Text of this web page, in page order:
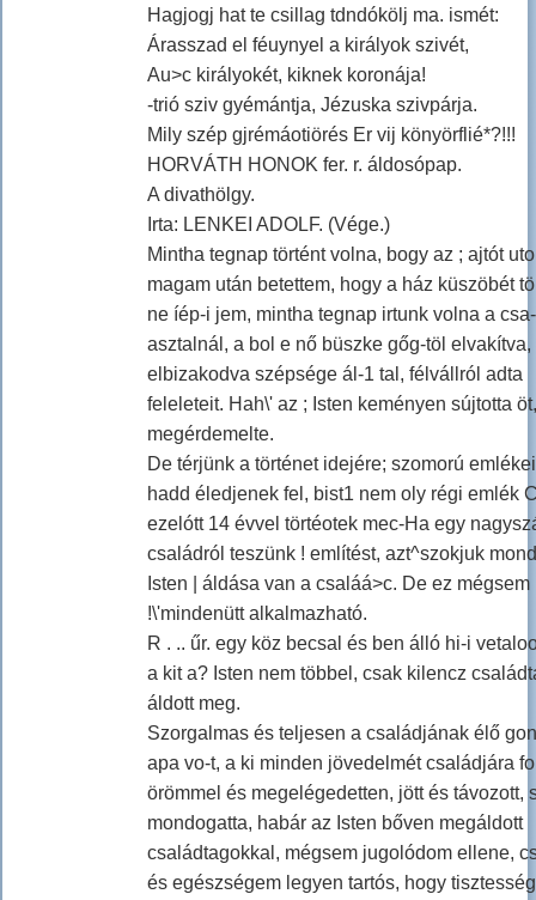
Hagjogj hat te csillag tdndókölj ma. ismét:
Árasszad el féuynyel a királyok szivét,
Au>c királyokét, kiknek koronája!
-trió sziv gyémántja, Jézuska szivpárja.
Mily szép gjrémáotiörés Er vij könyörflié*?!!!
HORVÁTH HONOK fer. r. áldosópap.
A divathölgy.
Irta: LENKEI ADOLF. (Vége.)
Mintha tegnap történt volna, bogy az ; ajtót
magam után betettem, hogy a ház küszöbét
ne íép-i jem, mintha tegnap irtunk volna a
asztalnál, a bol e nő büszke gőg-töl elvakítva,
elbizakodva szépsége ál-1 tal, félvállról adta
feleleteit. Hah\' az ; Isten keményen sújtotta
megérdemelte.
De térjünk a történet idejére; szomorú
hadd éledjenek fel, bist1 nem oly régi emlék
ezelótt 14 évvel törtéotek mec-Ha egy
családról teszünk ! említést, azt^szokjuk
Isten | áldása van a csaláá>c. De ez mégsem
!\'mindenütt alkalmazható.
R . .. űr. egy köz becsal és ben álló hi-i
a kit a? Isten nem többel, csak kilencz
áldott meg.
Szorgalmas és teljesen a családjának élő
apa vo-t, a ki minden jövedelmét családjára
örömmel és megelégedetten, jött és távozott,
mondogatta, habár az Isten bőven megáldott
családtagokkal, mégsem jugolódom ellene,
és egészségem legyen tartós, hogy